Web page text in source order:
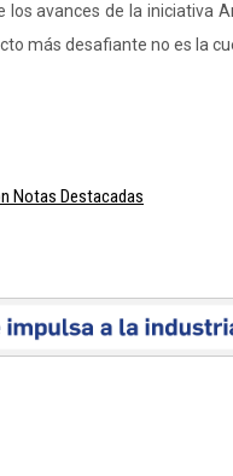
avances de la iniciativa
más desafiante no es la
Notas Destacadas